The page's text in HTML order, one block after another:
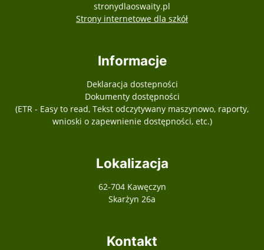
stronydlaoswaity.pl
Strony internetowe dla szkółotwiera się w
Informacje
Deklaracja dostepności
Dokumenty dostępności
(ETR - Easy to read, Tekst odczytywany maszynowo, raporty,
wnioski o zapewnienie dostępności, etc.)
Lokalizacja
62-704 Kawęczyn
Skarżyn 26a
Kontakt